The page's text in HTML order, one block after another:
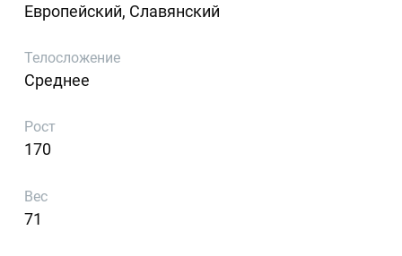
Европейский, Славянский
Телосложение
Среднее
Рост
170
Вес
71